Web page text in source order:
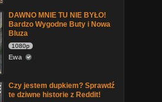
DAWNO MNIE TU NIE BYŁO!
Bardzo Wygodne Buty i Nowa
Bluza
1080p
Ewa
Czy jestem dupkiem? Sprawdź
te dziwne historie z Reddit!